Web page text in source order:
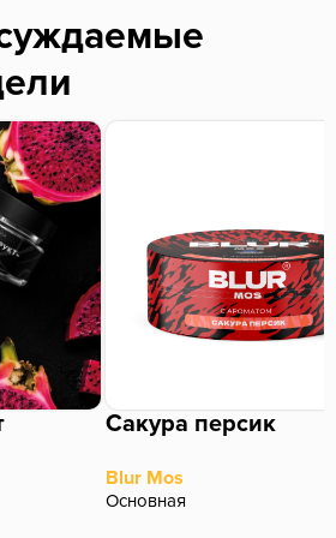
Сакура персик
Blur Mos
Основная